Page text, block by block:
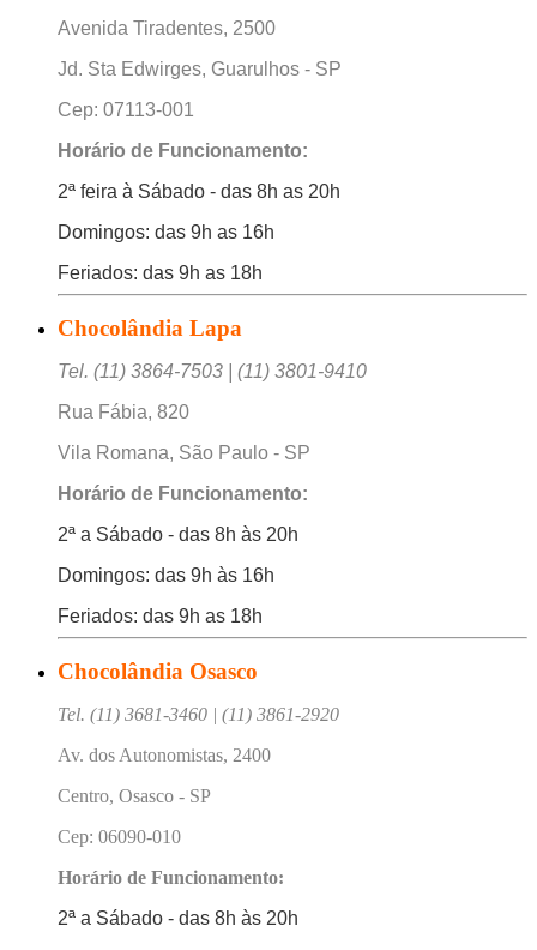
Avenida Tiradentes, 2500
Jd. Sta Edwirges, Guarulhos - SP
Cep: 07113-001
Horário de Funcionamento:
2ª feira à Sábado - das 8h as 20h
Domingos: das 9h as 16h
Feriados: das 9h as 18h
Chocolândia Lapa
Tel. (11) 3864-7503 | (11) 3801-9410
Rua Fábia, 820
Vila Romana, São Paulo - SP
Horário de Funcionamento:
2ª a Sábado - das 8h às 20h
Domingos: das 9h às 16h
Feriados: das 9h as 18h
Chocolândia Osasco
Tel. (11) 3681-3460 | (11) 3861-2920
Av. dos Autonomistas, 2400
Centro, Osasco - SP
Cep: 06090-010
Horário de Funcionamento:
2ª a Sábado - das 8h às 20h